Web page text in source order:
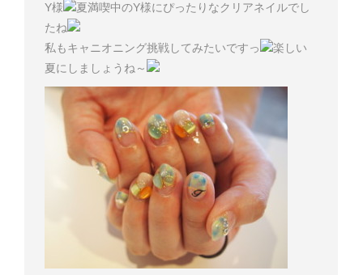
Y様
夏満喫中のY様にぴったりなクリアネイルでし
たね
私もキャニオニング挑戦してみたいですっ
楽しい
夏にしましょうね～